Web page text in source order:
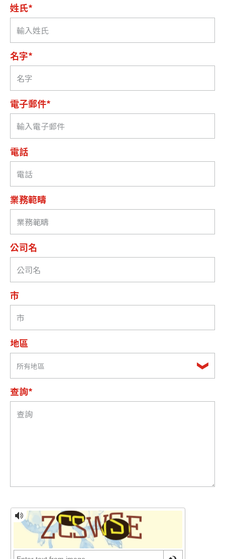
姓氏*
名字*
電子郵件*
電話
業務範疇
公司名
市
地區
所有地區
查詢*